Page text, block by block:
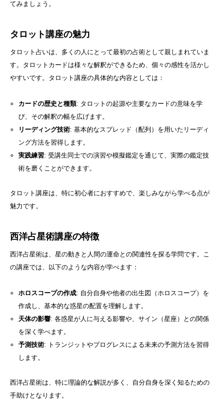
てみましょう。
タロット講座の魅力
タロット占いは、多くの人にとって最初の占術として親しまれていま
す。タロットカードは様々な解釈ができるため、個々の感性を活かし
やすいです。タロット講座の具体的な内容としては：
カードの歴史と種類: タロットの起源や主要なカードの意味を学
び、その解釈の幅を広げます。
リーディング技術: 基本的なスプレッド（配列）を用いたリーディ
ング方法を習得します。
実践練習: 受講生同士での演習や模擬鑑定を通じて、実際の鑑定技
術を磨くことができます。
タロット講座は、特に初心者におすすめで、楽しみながら学べる点が
魅力です。
西洋占星術講座の特徴
西洋占星術は、星の動きと人間の運命との関連性を探る学問です。こ
の講座では、以下のような内容が学べます：
ホロスコープの作成: 自分自身や他者の出生図（ホロスコープ）を
作成し、基本的な惑星の配置を理解します。
天体の影響: 各惑星が人に与える影響や、サイン（星座）との関係
を深く学べます。
予測技術: トランジットやプログレスによる未来の予測方法を習得
します。
西洋占星術は、特に理論的な解説が多く、自分自身を深く知るための
手助けとなります。